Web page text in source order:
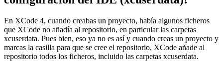
En XCode 4, cuando creabas un proyecto, había algunos ficheros
que XCode no añadía al repositorio, en particular las carpetas
xcuserdata. Pues bien, eso ya no es así y cuando creas un proyecto y
marcas la casilla para que se cree el repositorio, XCode añade al
repositorio todos los ficheros, incluido las carpetas xcuserdata.